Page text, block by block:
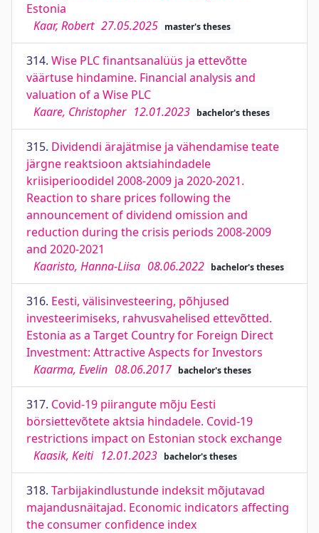
Estonia
Kaar, Robert 27.05.2025 master's theses
314. Wise PLC finantsanalüüs ja ettevõtte
väärtuse hindamine. Financial analysis and
valuation of a Wise PLC
Kaare, Christopher 12.01.2023 bachelor's theses
315. Dividendi ärajätmise ja vähendamise teate
järgne reaktsioon aktsiahindadele
kriisiperioodidel 2008-2009 ja 2020-2021.
Reaction to share prices following the
announcement of dividend omission and
reduction during the crisis periods 2008-2009
and 2020-2021
Kaaristo, Hanna-Liisa 08.06.2022 bachelor's theses
316. Eesti, välisinvesteering, põhjused
investeerimiseks, rahvusvahelised ettevõtted.
Estonia as a Target Country for Foreign Direct
Investment: Attractive Aspects for Investors
Kaarma, Evelin 08.06.2017 bachelor's theses
317. Covid-19 piirangute mõju Eesti
börsiettevõtete aktsia hindadele. Covid-19
restrictions impact on Estonian stock exchange
Kaasik, Keiti 12.01.2023 bachelor's theses
318. Tarbijakindlustunde indeksit mõjutavad
majandusnäitajad. Economic indicators affecting
the consumer confidence index